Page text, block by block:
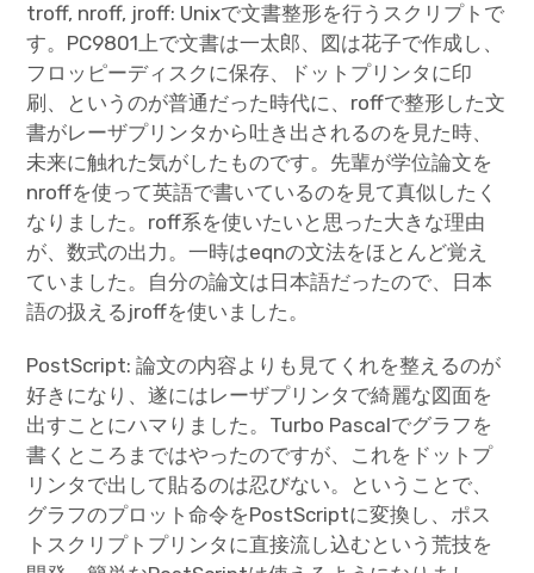
troff, nroff, jroff: Unixで文書整形を行うスクリプトで
す。PC9801上で文書は一太郎、図は花子で作成し、
フロッピーディスクに保存、ドットプリンタに印
刷、というのが普通だった時代に、roffで整形した文
書がレーザプリンタから吐き出されるのを見た時、
未来に触れた気がしたものです。先輩が学位論文を
nroffを使って英語で書いているのを見て真似したく
なりました。roff系を使いたいと思った大きな理由
が、数式の出力。一時はeqnの文法をほとんど覚え
ていました。自分の論文は日本語だったので、日本
語の扱えるjroffを使いました。
PostScript: 論文の内容よりも見てくれを整えるのが
好きになり、遂にはレーザプリンタで綺麗な図面を
出すことにハマりました。Turbo Pascalでグラフを
書くところまではやったのですが、これをドットプ
リンタで出して貼るのは忍びない。ということで、
グラフのプロット命令をPostScriptに変換し、ポス
トスクリプトプリンタに直接流し込むという荒技を